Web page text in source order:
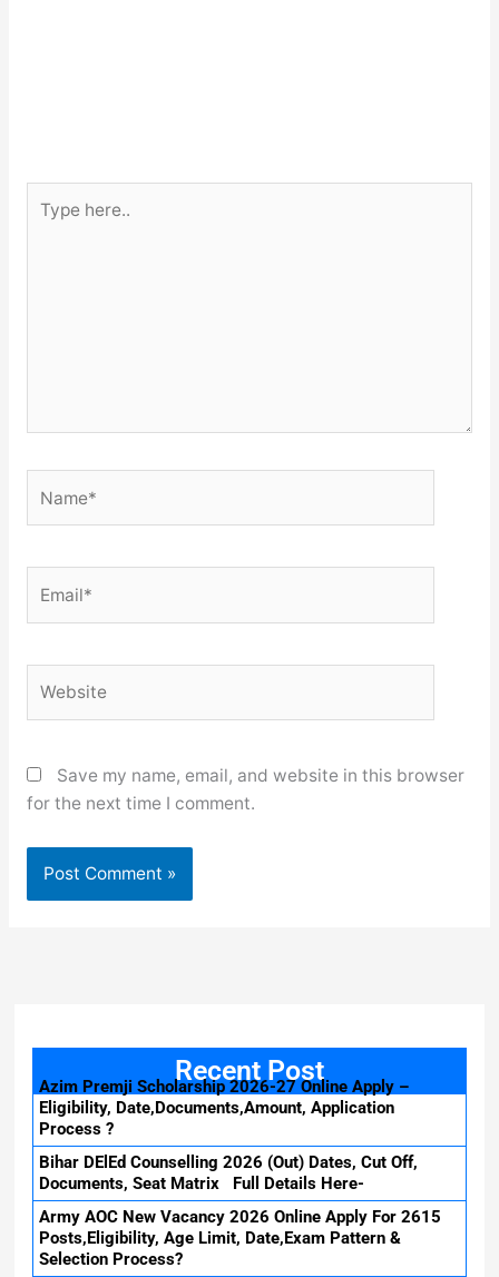
here..
Save my name, email, and website in this browser
for the next time I comment.
Recent Post
Azim Premji Scholarship 2026-27 Online Apply –
Eligibility, Date,Documents,Amount, Application
Process ?
Bihar DElEd Counselling 2026 (Out) Dates, Cut Off,
Documents, Seat Matrix Full Details Here-
Army AOC New Vacancy 2026 Online Apply For 2615
Posts,Eligibility, Age Limit, Date,Exam Pattern &
Selection Process?